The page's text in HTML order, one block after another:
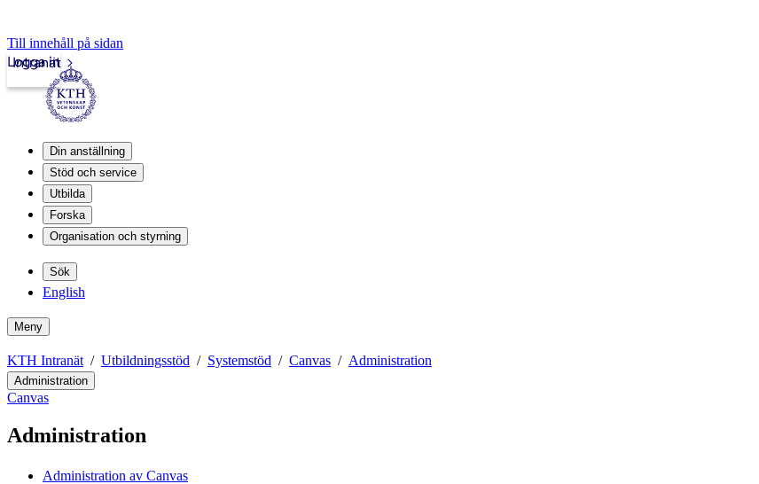
Till innehåll på sidan
Intranät
Logga in
Din anställning
Stöd och service
Utbilda
Forska
Organisation och styrning
Sök
English
Meny
KTH Intranät Utbildningsstöd Systemstöd Canvas Administration
Administration
Canvas
Administration
Administration av Canvas